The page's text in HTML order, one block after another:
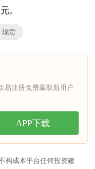
。
现货
易注册免费赢取新用户
APP下载
构成本平台任何投资建